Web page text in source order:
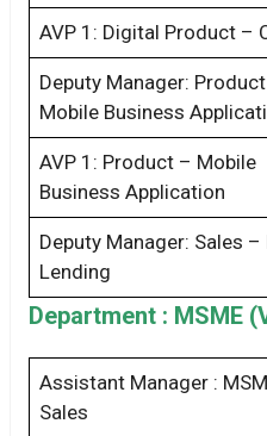
AVP 1: Digital Product –
Deputy Manager:
Mobile Business
AVP 1: Product – Mobile
Business Application
Deputy Manager: Sales –
Lending
Department : MSME
Assistant Manager :
Sales